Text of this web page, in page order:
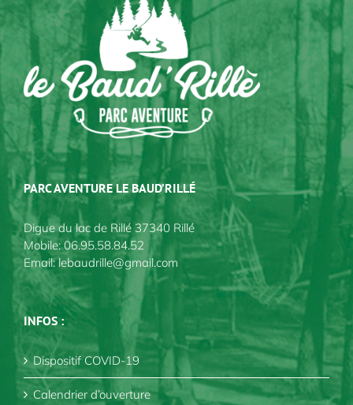
PARC AVENTURE LE BAUD’RILLÉ
Digue du lac de Rillé 37340 Rillé
Mobile:06.95.58.84.52
Email:lebaudrille@gmail.com
INFOS :
Dispositif COVID-19
Calendrier d’ouverture